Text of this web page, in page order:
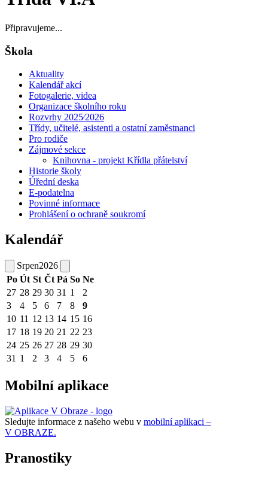
Připravujeme...
Škola
Aktuality
Kalendář akcí
Fotogalerie, videa
Organizace školního roku
Rozvrhy 2025⁄2026
Třídy, učitelé, asistenti a ostatní zaměstnanci
Pro rodiče
Zájmové sekce
Knihovna - projekt Křídla přátelství
Historie školy
Úřední deska
E-podatelna
Povinné informace
Prohlášení o ochraně soukromí
Kalendář
Srpen2026
Po Út St Čt Pá So Ne
27 28 29 30 31 1
2
3
4 5 6 7 8
9
10 11 12 13 14 15 16
17 18 19 20 21 22 23
24 25 26 27 28 29 30
31 1 2 3 4 5 6
Mobilní aplikace
Sledujte informace z našeho webu v mobilní aplikaci –
V OBRAZE.
Pranostiky